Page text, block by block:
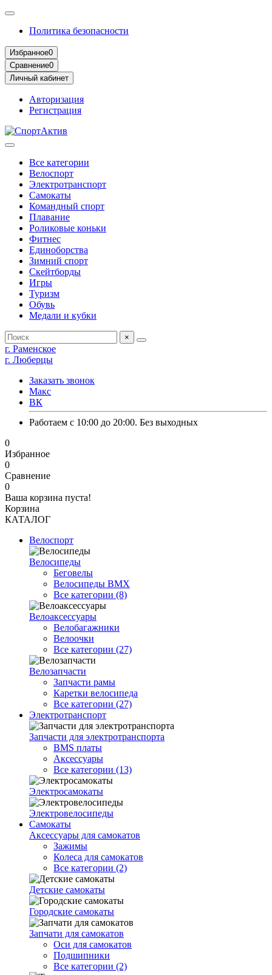
Политика безопасности
Избранное0
Сравнение0
Личный кабинет
Авторизация
Регистрация
Все категории
Велоспорт
Электротранспорт
Самокаты
Командный спорт
Плавание
Роликовые коньки
Фитнес
Единоборства
Зимний спорт
Скейтборды
Игры
Туризм
Обувь
Медали и кубки
×
г. Раменское
г. Люберцы
Заказать звонок
Макс
ВК
Работаем с 10:00 до 20:00. Без выходных
0
Избранное
0
Сравнение
0
Ваша корзина пуста!
Корзина
КАТАЛОГ
Велоспорт
Велосипеды
Беговелы
Велосипеды BMX
Все категории (8)
Велоаксессуары
Велобагажники
Велоочки
Все категории (27)
Велозапчасти
Запчасти рамы
Каретки велосипеда
Все категории (27)
Электротранспорт
Запчасти для электротранспорта
BMS платы
Аксессуары
Все категории (13)
Электросамокаты
Электровелосипеды
Самокаты
Аксессуары для самокатов
Зажимы
Колеса для самокатов
Все категории (2)
Детские самокаты
Городские самокаты
Запчати для самокатов
Оси для самокатов
Подшипники
Все категории (2)